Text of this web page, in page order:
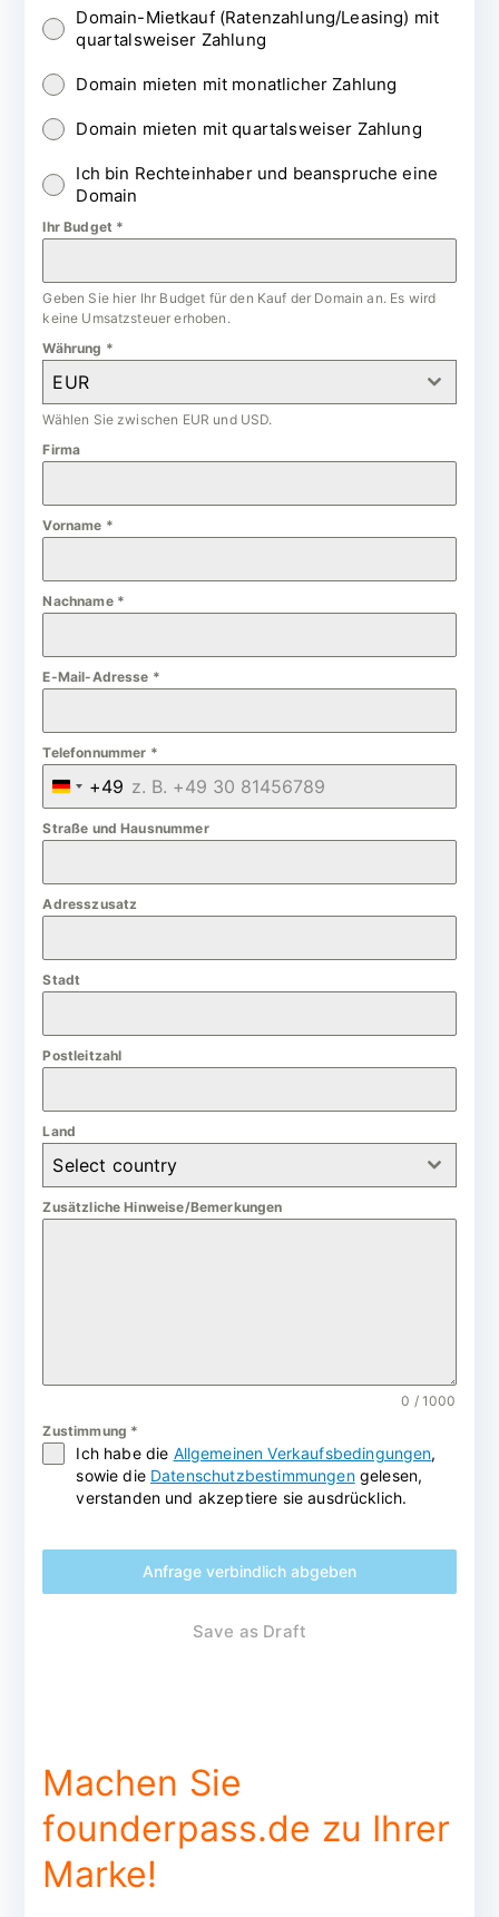
Domain-Mietkauf (Ratenzahlung/Leasing) mit
quartalsweiser Zahlung
Domain mieten mit monatlicher Zahlung
Domain mieten mit quartalsweiser Zahlung
Ich bin Rechteinhaber und beanspruche eine
Domain
Ihr Budget *
Geben Sie hier Ihr Budget für den Kauf der Domain an. Es wird
keine Umsatzsteuer erhoben.
Währung *
EUR
Wählen Sie zwischen EUR und USD.
Firma
Vorname *
Nachname *
E-Mail-Adresse *
Telefonnummer *
G
e
m
a
y
+49
Straße und Hausnummer
Adresszusatz
Stadt
Postleitzahl
Land
Select country
Zusätzliche Hinweise/Bemerkungen
0 / 1000
Zustimmung *
Ich habe die Allgemeinen Verkaufsbedingungen,
sowie die Datenschutzbestimmungengelesen,
verstanden und akzeptiere sie ausdrücklich.
Anfrage verbindlich abgeben
Save as Draft
Machen Sie
founderpass.de zu Ihrer
Marke!